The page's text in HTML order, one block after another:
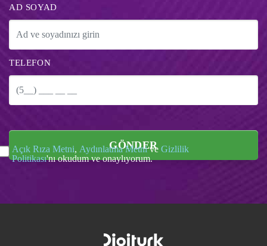
AD SOYAD
TELEFON
GÖNDER
Açık Rıza Metni, Aydınlatma Metnive Gizlilik
Politikası'nı okudum ve onaylıyorum.